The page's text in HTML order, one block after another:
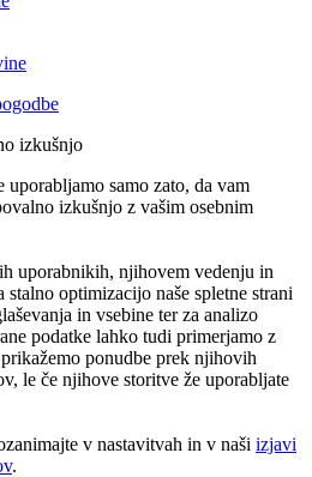
izkušnjo
samo zato, da vam
izkušnjo z vašim osebnim
uporabnikih, njihovem vedenju in
optimizacijo naše spletne strani
in vsebine ter za analizo
podatke lahko tudi primerjamo z
ponudbe prek njihovih
le če njihove storitve že uporabljate
v nastavitvah in v naši izjavi
.